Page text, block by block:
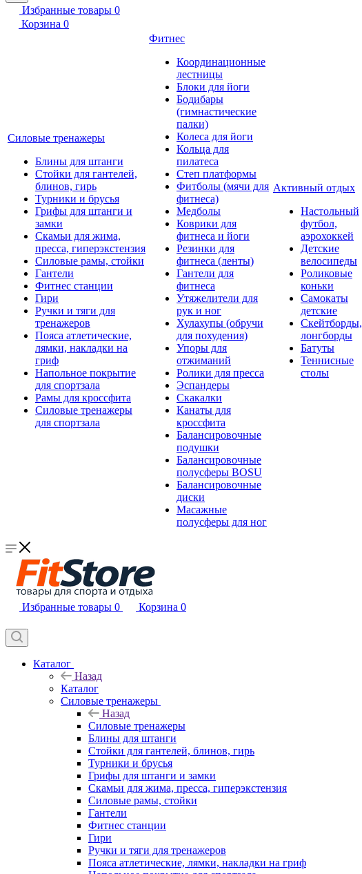
Избранные товары 0
Корзина 0
Силовые тренажеры
Блины для штанги
Стойки для гантелей,
блинов, гирь
Турники и брусья
Грифы для штанги и
замки
Скамьи для жима,
пресса, гиперэкстензия
Силовые рамы, стойки
Гантели
Фитнес станции
Гири
Ручки и тяги для
тренажеров
Пояса атлетические,
лямки, накладки на
гриф
Напольное покрытие
для спортзала
Рамы для кроссфита
Силовые тренажеры
для спортзала
Фитнес
Координационные
лестницы
Блоки для йоги
Бодибары
(гимнастические
палки)
Колеса для йоги
Кольца для
пилатеса
Степ платформы
Фитболы (мячи для
фитнеса)
Медболы
Коврики для
фитнеса и йоги
Резинки для
фитнеса (ленты)
Гантели для
фитнеса
Утяжелители для
рук и ног
Хулахупы (обручи
для похудения)
Упоры для
отжиманий
Ролики для пресса
Эспандеры
Скакалки
Канаты для
кроссфита
Балансировочные
подушки
Балансировочные
полусферы BOSU
Балансировочные
диски
Масажные
полусферы для ног
Активный отдых
Настольный
футбол,
аэрохоккей
Детские
велосипеды
Роликовые
коньки
Самокаты
детские
Скейтборды,
лонгборды
Батуты
Теннисные
столы
Избранные товары 0 Корзина 0
Каталог
Назад
Каталог
Силовые тренажеры
Назад
Силовые тренажеры
Блины для штанги
Стойки для гантелей, блинов, гирь
Турники и брусья
Грифы для штанги и замки
Скамьи для жима, пресса, гиперэкстензия
Силовые рамы, стойки
Гантели
Фитнес станции
Гири
Ручки и тяги для тренажеров
Пояса атлетические, лямки, накладки на гриф